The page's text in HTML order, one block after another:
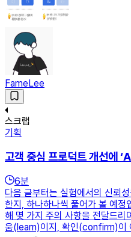
FameLee
스크랩
기획
고객 중심 프로덕트 개선에
6분
다음 글부터는 실험에서의 신뢰
한지, 하나하나씩 풀어가 볼 예정
해 몇 가지 주의 사항을 전달드리
움(learn)이지, 확인(confirm)이